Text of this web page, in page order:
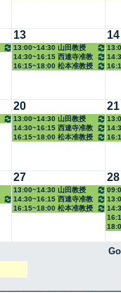
13
13:00~14:30 山田教授
14:30~16:15 西連寺准教
授
16:15~18:00 松本准教授
14
20
13:00~14:30 山田教授
14:30~16:15 西連寺准教
授
16:15~18:00 松本准教授
21
27
13:00~14:30 山田教授
14:30~16:15 西連寺准教
授
16:15~18:00 松本准教授
28